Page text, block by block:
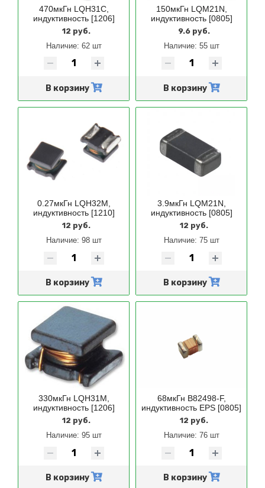
470мкГн LQH31C,
индуктивность [1206]
12 руб.
Наличие: 62 шт
В корзину
150мкГн LQM21N,
индуктивность [0805]
9.6 руб.
Наличие: 55 шт
В корзину
0.27мкГн LQH32M,
индуктивность [1210]
12 руб.
Наличие: 98 шт
В корзину
3.9мкГн LQM21N,
индуктивность [0805]
12 руб.
Наличие: 75 шт
В корзину
330мкГн LQH31M,
индуктивность [1206]
12 руб.
Наличие: 95 шт
В корзину
68мкГн B82498-F,
индуктивность EPS [0805]
12 руб.
Наличие: 76 шт
В корзину